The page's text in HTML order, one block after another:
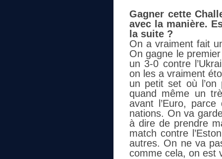
Gagner cette
avec la manière.
la suite ?
On a vraiment fait
On gagne le
un 3-0 contre
on les a vraiment
un petit set où l’on
quand même un
avant l’Euro,
nations. On va
à dire de prendre
match contre
autres. On ne va
comme cela, on est